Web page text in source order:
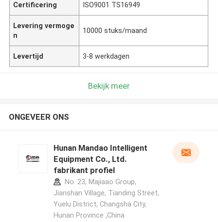
Certificering ISO9001 TS16949
Levering vermoge
n
10000 stuks/maand
Levertijd 3-8 werkdagen
Bekijk meer
ONGEVEER ONS
Hunan Mandao Intelligent
Equipment Co., Ltd.
fabrikant profiel
No. 23, Majiaao Group,
Jianshan Village, Tianding Street,
Yuelu District, Changsha City,
Hunan Province ,China